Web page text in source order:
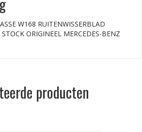
W168 RUITENWISSERBLAD
ORIGINEEL MERCEDES-BENZ
producten